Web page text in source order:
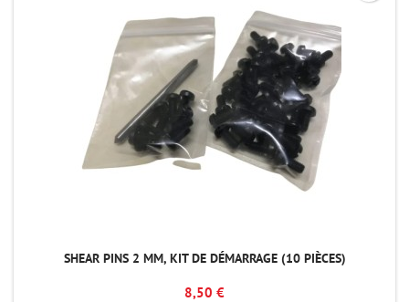
SHEAR PINS 2 MM, KIT DE DÉMARRAGE (10 PIÈCES)
8,50 €